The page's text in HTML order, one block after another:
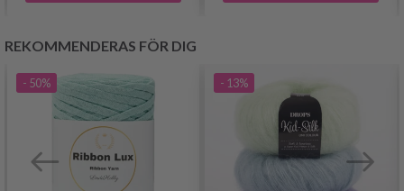
REKOMMENDERAS FÖR DIG
- 50% - 13%